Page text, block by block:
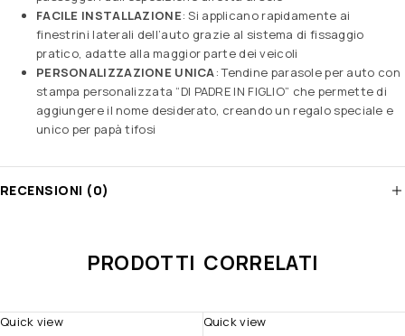
FACILE INSTALLAZIONE: Si applicano rapidamente ai
finestrini laterali dell’auto grazie al sistema di fissaggio
pratico, adatte alla maggior parte dei veicoli
PERSONALIZZAZIONE UNICA: Tendine parasole per auto con
stampa personalizzata “DI PADRE IN FIGLIO” che permette di
aggiungere il nome desiderato, creando un regalo speciale e
unico per papà tifosi
RECENSIONI (0)
PRODOTTI CORRELATI
Quick view Quick view